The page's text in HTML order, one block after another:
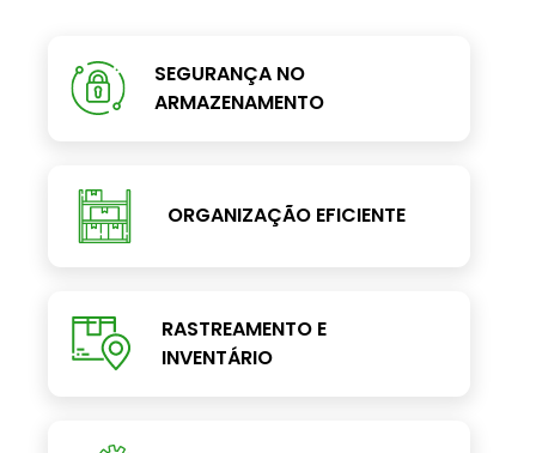
SEGURANÇA NO
ARMAZENAMENTO
ORGANIZAÇÃO EFICIENTE
RASTREAMENTO E
INVENTÁRIO